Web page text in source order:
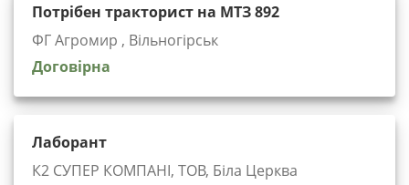
Потрібен тракторист на МТЗ 892
ФГ Агромир , Вільногірськ
Договірна
Лаборант
К2 СУПЕР КОМПАНІ, ТОВ, Біла Церква